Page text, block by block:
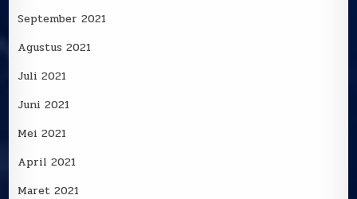
September 2021
Agustus 2021
Juli 2021
Juni 2021
Mei 2021
April 2021
Maret 2021